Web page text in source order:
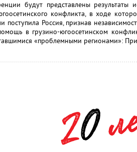
будут представлены
конфликта, в ходе
поступила Россия, признав
в грузино-югоосетинском
«проблемными регионами»: